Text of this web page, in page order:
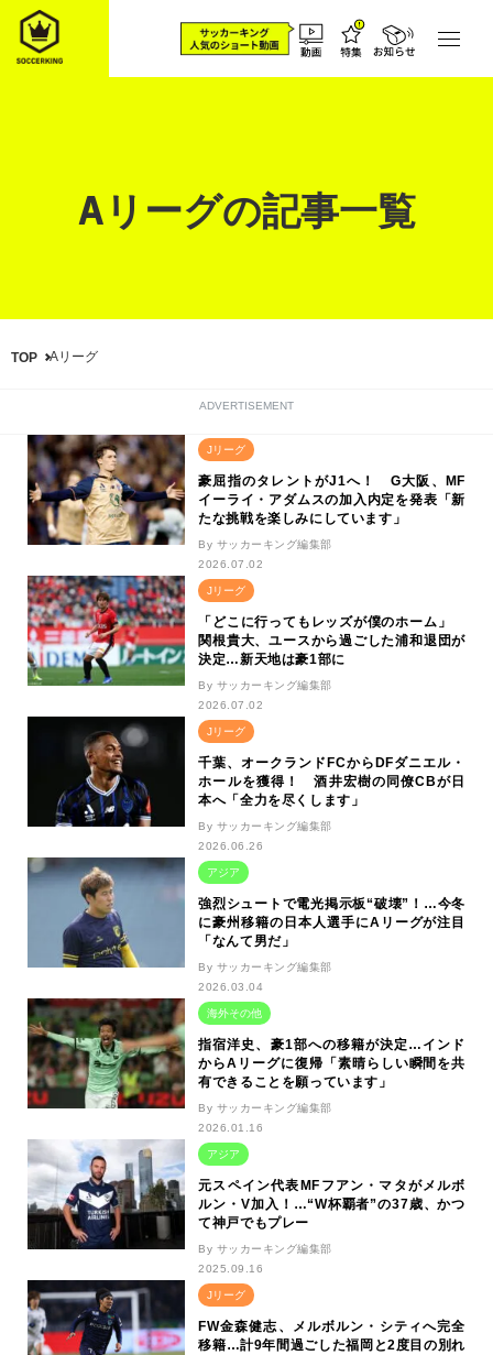
Aリーグの記事一覧
TOP Aリーグ
ADVERTISEMENT
Jリーグ
豪屈指のタレントがJ1へ！ G大阪、MF
イーライ・アダムスの加入内定を発表「新
たな挑戦を楽しみにしています」
By サッカーキング編集部
2026.07.02
Jリーグ
「どこに行ってもレッズが僕のホーム」
関根貴大、ユースから過ごした浦和退団が
決定…新天地は豪1部に
By サッカーキング編集部
2026.07.02
Jリーグ
千葉、オークランドFCからDFダニエル・
ホールを獲得！ 酒井宏樹の同僚CBが日
本へ「全力を尽くします」
By サッカーキング編集部
2026.06.26
アジア
強烈シュートで電光掲示板“破壊”！…今冬
に豪州移籍の日本人選手にAリーグが注目
「なんて男だ」
By サッカーキング編集部
2026.03.04
海外その他
指宿洋史、豪1部への移籍が決定…インド
からAリーグに復帰「素晴らしい瞬間を共
有できることを願っています」
By サッカーキング編集部
2026.01.16
アジア
元スペイン代表MFフアン・マタがメルボ
ルン・V加入！…“W杯覇者”の37歳、かつ
て神戸でもプレー
By サッカーキング編集部
2025.09.16
Jリーグ
FW金森健志、メルボルン・シティへ完全
移籍…計9年間過ごした福岡と2度目の別れ